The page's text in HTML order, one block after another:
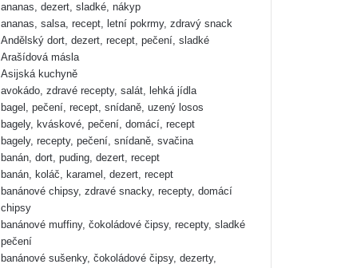
ananas, dezert, sladké, nákyp
ananas, salsa, recept, letní pokrmy, zdravý snack
Andělský dort, dezert, recept, pečení, sladké
Arašídová másla
Asijská kuchyně
avokádo, zdravé recepty, salát, lehká jídla
bagel, pečení, recept, snídaně, uzený losos
bagely, kváskové, pečení, domácí, recept
bagely, recepty, pečení, snídaně, svačina
banán, dort, puding, dezert, recept
banán, koláč, karamel, dezert, recept
banánové chipsy, zdravé snacky, recepty, domácí
chipsy
banánové muffiny, čokoládové čipsy, recepty, sladké
pečení
banánové sušenky, čokoládové čipsy, dezerty,